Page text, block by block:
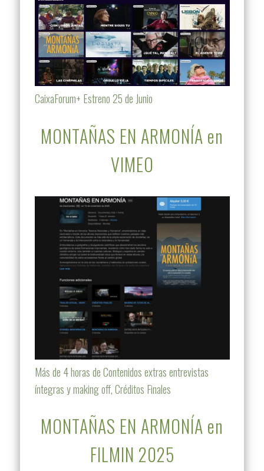
CaixaForum+ Estreno 25 de Junio
MONTAÑAS EN ARMONÍA en
VIMEO
Más de 4 horas de Contenidos extras entrevistas
íntegras y making off, Créditos Finales
MONTAÑAS EN ARMONÍA en
FILMIN 2025